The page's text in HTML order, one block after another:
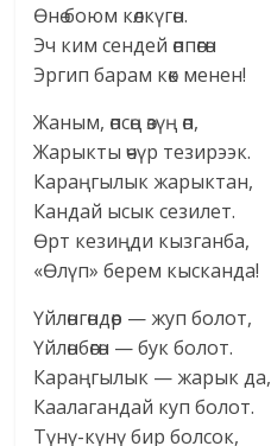
Өнө боюм көлкүгөн.
Эч ким сендей өппөгөн
Эргип барам көк менен!
Жаным, өпсөң өзүң өп,
Жарыкты өчүр тезирээк.
Караңгылык жарыктан,
Кандай ысык сезилет.
Өрт кезиңди кызганба,
«Өлүп» берем кысканда!
Үйлөнгөндөр — жуп болот,
Үйлөнбөгөн — бук болот.
Караңгылык — жарык да,
Каалагандай куп болот.
Түнү-күнү бир болсок,